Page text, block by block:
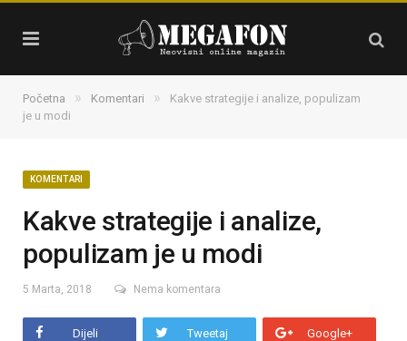
Početna » Komentari »
Kakve strategije i analize, populizam
je u modi
KOMENTARI
Kakve strategije i analize,
populizam je u modi
5 Marta, 2018 Nema komentara
Dijeli Tweetaj Google+